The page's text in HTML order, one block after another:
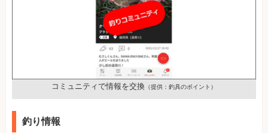
コミュニティで情報を交換 （提供：釣具のポイント）
釣り情報